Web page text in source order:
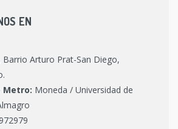
EN
Barrio Arturo Prat-San Diego,
Metro: Moneda / Universidad de